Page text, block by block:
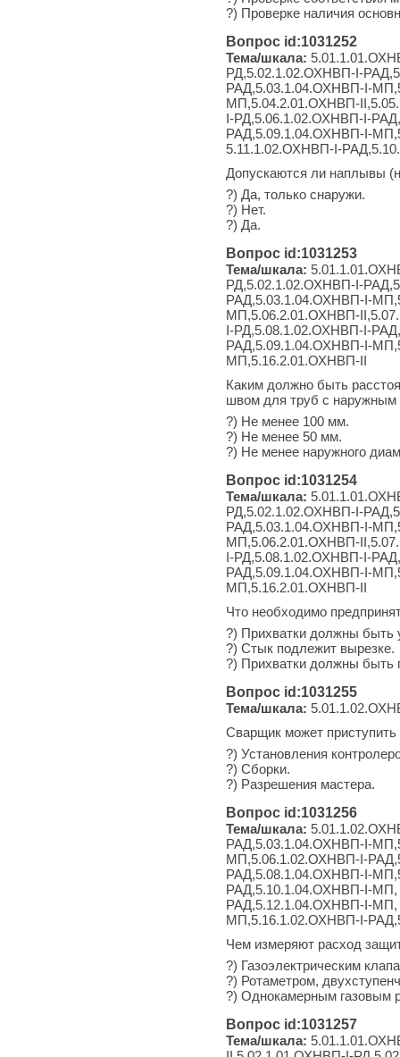
?) Проверке наличия
Вопрос id:1031252
Тема/шкала:
РД,5.02.1.02.ОХНВП-I-
РАД,5.03.1.04.ОХНВП-I-
МП,5.04.2.01.ОХНВП-
I-РД,5.06.1.02.ОХНВП-I-
РАД,5.09.1.04.ОХНВП-I-
5.11.1.02.ОХНВП-I-
Допускаются ли наплывы
?) Да, только снаружи.
?) Нет.
?) Да.
Вопрос id:1031253
Тема/шкала:
РД,5.02.1.02.ОХНВП-I-
РАД,5.03.1.04.ОХНВП-I-
МП,5.06.2.01.ОХНВП-
I-РД,5.08.1.02.ОХНВП-I-
РАД,5.09.1.04.ОХНВП-I-
МП,5.16.2.01.ОХНВП-II
Каким должно быть
швом для труб с
?) Не менее 100 мм.
?) Не менее 50 мм.
?) Не менее наружного
Вопрос id:1031254
Тема/шкала:
РД,5.02.1.02.ОХНВП-I-
РАД,5.03.1.04.ОХНВП-I-
МП,5.06.2.01.ОХНВП-
I-РД,5.08.1.02.ОХНВП-I-
РАД,5.09.1.04.ОХНВП-I-
МП,5.16.2.01.ОХНВП-II
Что необходимо
?) Прихватки должны быть
?) Стык подлежит вырезке.
?) Прихватки должны быть
Вопрос id:1031255
Тема/шкала:
Сварщик может приступить
?) Установления
?) Сборки.
?) Разрешения мастера.
Вопрос id:1031256
Тема/шкала:
РАД,5.03.1.04.ОХНВП-I-
МП,5.06.1.02.ОХНВП-I-
РАД,5.08.1.04.ОХНВП-I-
РАД,5.10.1.04.ОХНВП-I-
РАД,5.12.1.04.ОХНВП-I-
МП,5.16.1.02.ОХНВП-I-
Чем измеряют расход
?) Газоэлектрическим
?) Ротаметром,
?) Однокамерным газовым
Вопрос id:1031257
Тема/шкала: